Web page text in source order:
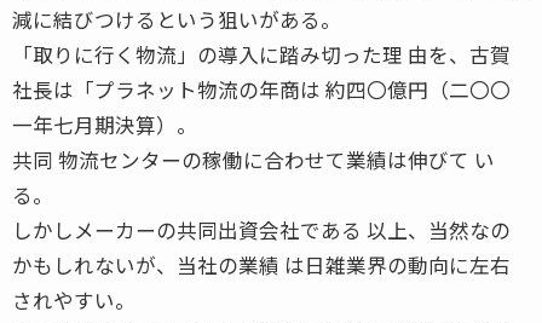
減に結びつけるという狙いがある。
「取りに行く物流」の導入に踏み切った理 由を、古賀
社長は「プラネット物流の年商は 約四〇億円（二〇〇
一年七月期決算）。
共同 物流センターの稼働に合わせて業績は伸びて い
る。
しかしメーカーの共同出資会社である 以上、当然なの
かもしれないが、当社の業績 は日雑業界の動向に左右
されやすい。